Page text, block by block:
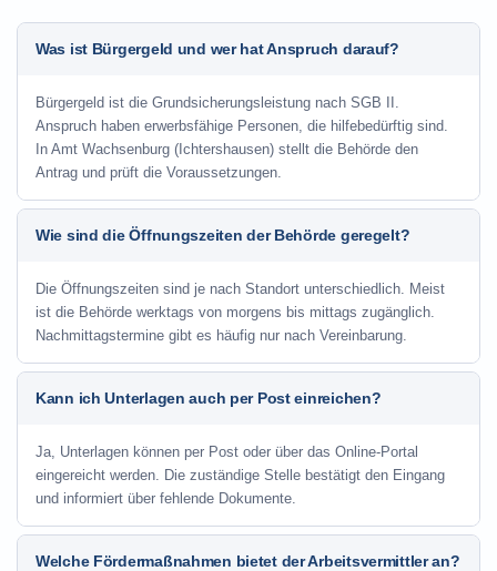
Was ist Bürgergeld und wer hat Anspruch darauf?
Bürgergeld ist die Grundsicherungsleistung nach SGB II.
Anspruch haben erwerbsfähige Personen, die hilfebedürftig sind.
In Amt Wachsenburg (Ichtershausen) stellt die Behörde den
Antrag und prüft die Voraussetzungen.
Wie sind die Öffnungszeiten der Behörde geregelt?
Die Öffnungszeiten sind je nach Standort unterschiedlich. Meist
ist die Behörde werktags von morgens bis mittags zugänglich.
Nachmittagstermine gibt es häufig nur nach Vereinbarung.
Kann ich Unterlagen auch per Post einreichen?
Ja, Unterlagen können per Post oder über das Online-Portal
eingereicht werden. Die zuständige Stelle bestätigt den Eingang
und informiert über fehlende Dokumente.
Welche Fördermaßnahmen bietet der Arbeitsvermittler an?